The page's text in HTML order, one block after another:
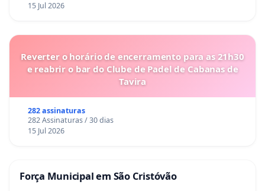
15 Jul 2026
Reverter o horário de encerramento para as 21h30
e reabrir o bar do Clube de Padel de Cabanas de
Tavira
282 assinaturas
282 Assinaturas / 30 dias
15 Jul 2026
Força Municipal em São Cristóvão